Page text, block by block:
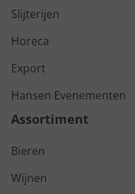
Slijterijen
Horeca
Export
Hansen Evenementen
Assortiment
Bieren
Wijnen